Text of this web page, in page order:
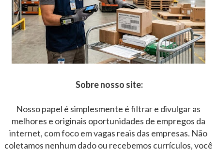
Sobre nosso site:
Nosso papel é simplesmente é filtrar e divulgar as
melhores e originais oportunidades de empregos da
internet, com foco em vagas reais das empresas. Não
coletamos nenhum dado ou recebemos currículos, você